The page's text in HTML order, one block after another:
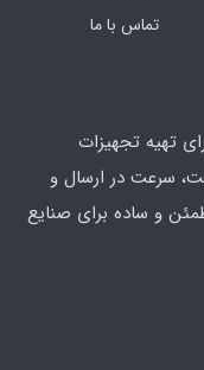
تماس با ما
تهیه تجهیزات
سرعت در ارسال و
و ساده برای صنایع